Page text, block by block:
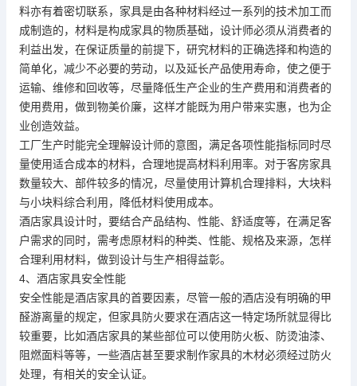
料亦有着密切联系，家具是由各种材料经过一系列的技术加工而
成制造的，材料是构成家具的物质基础，设计师必须从消费者的
利益出发，在保证质量的前提下，研究材料的正确选择和构造的
简单化，减少不必要的劳动，以及延长产品使用寿命，使之便于
运输、维修和回收等，尽量降低生产企业的生产费用和消费者的
使用费用，做到物美价廉，这样才能既为用户带来实惠，也为企
业创造效益。
工厂生产时能完全理解设计师的意图，满足各项性能指标同时尽
量使用适合成本的材料，合理地提高材料利用率。对于客房家具
数量较大、部件较多的情况，尽量使用计算机合理排料，大块料
与小块料综合利用，降低材料使用成本。
酒店家具设计时，要结合产品结构、性能、舒适度等，在满足客
户需求的同时，需考虑原材料的种类、性能、规格及来源，怎样
合理利用材料，做到设计与生产相得益彰。
4、酒店家具安全性能
安全性能是酒店家具的首要因素，尽管一般的酒店没有明确的甲
醛游离量的规定，但家具防火要求在酒店这一特定场所就显得比
较重要，比如酒店家具的某些部位可以使用防火板、防烫油漆、
阻燃面料等等，一些酒店甚至要求制作家具的木材必须经过防火
处理，有相关的安全认证。